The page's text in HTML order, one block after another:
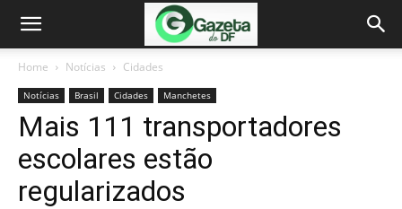
Home Notícias Cidades
Notícias Brasil Cidades Manchetes
Mais 111 transportadores
escolares estão
regularizados